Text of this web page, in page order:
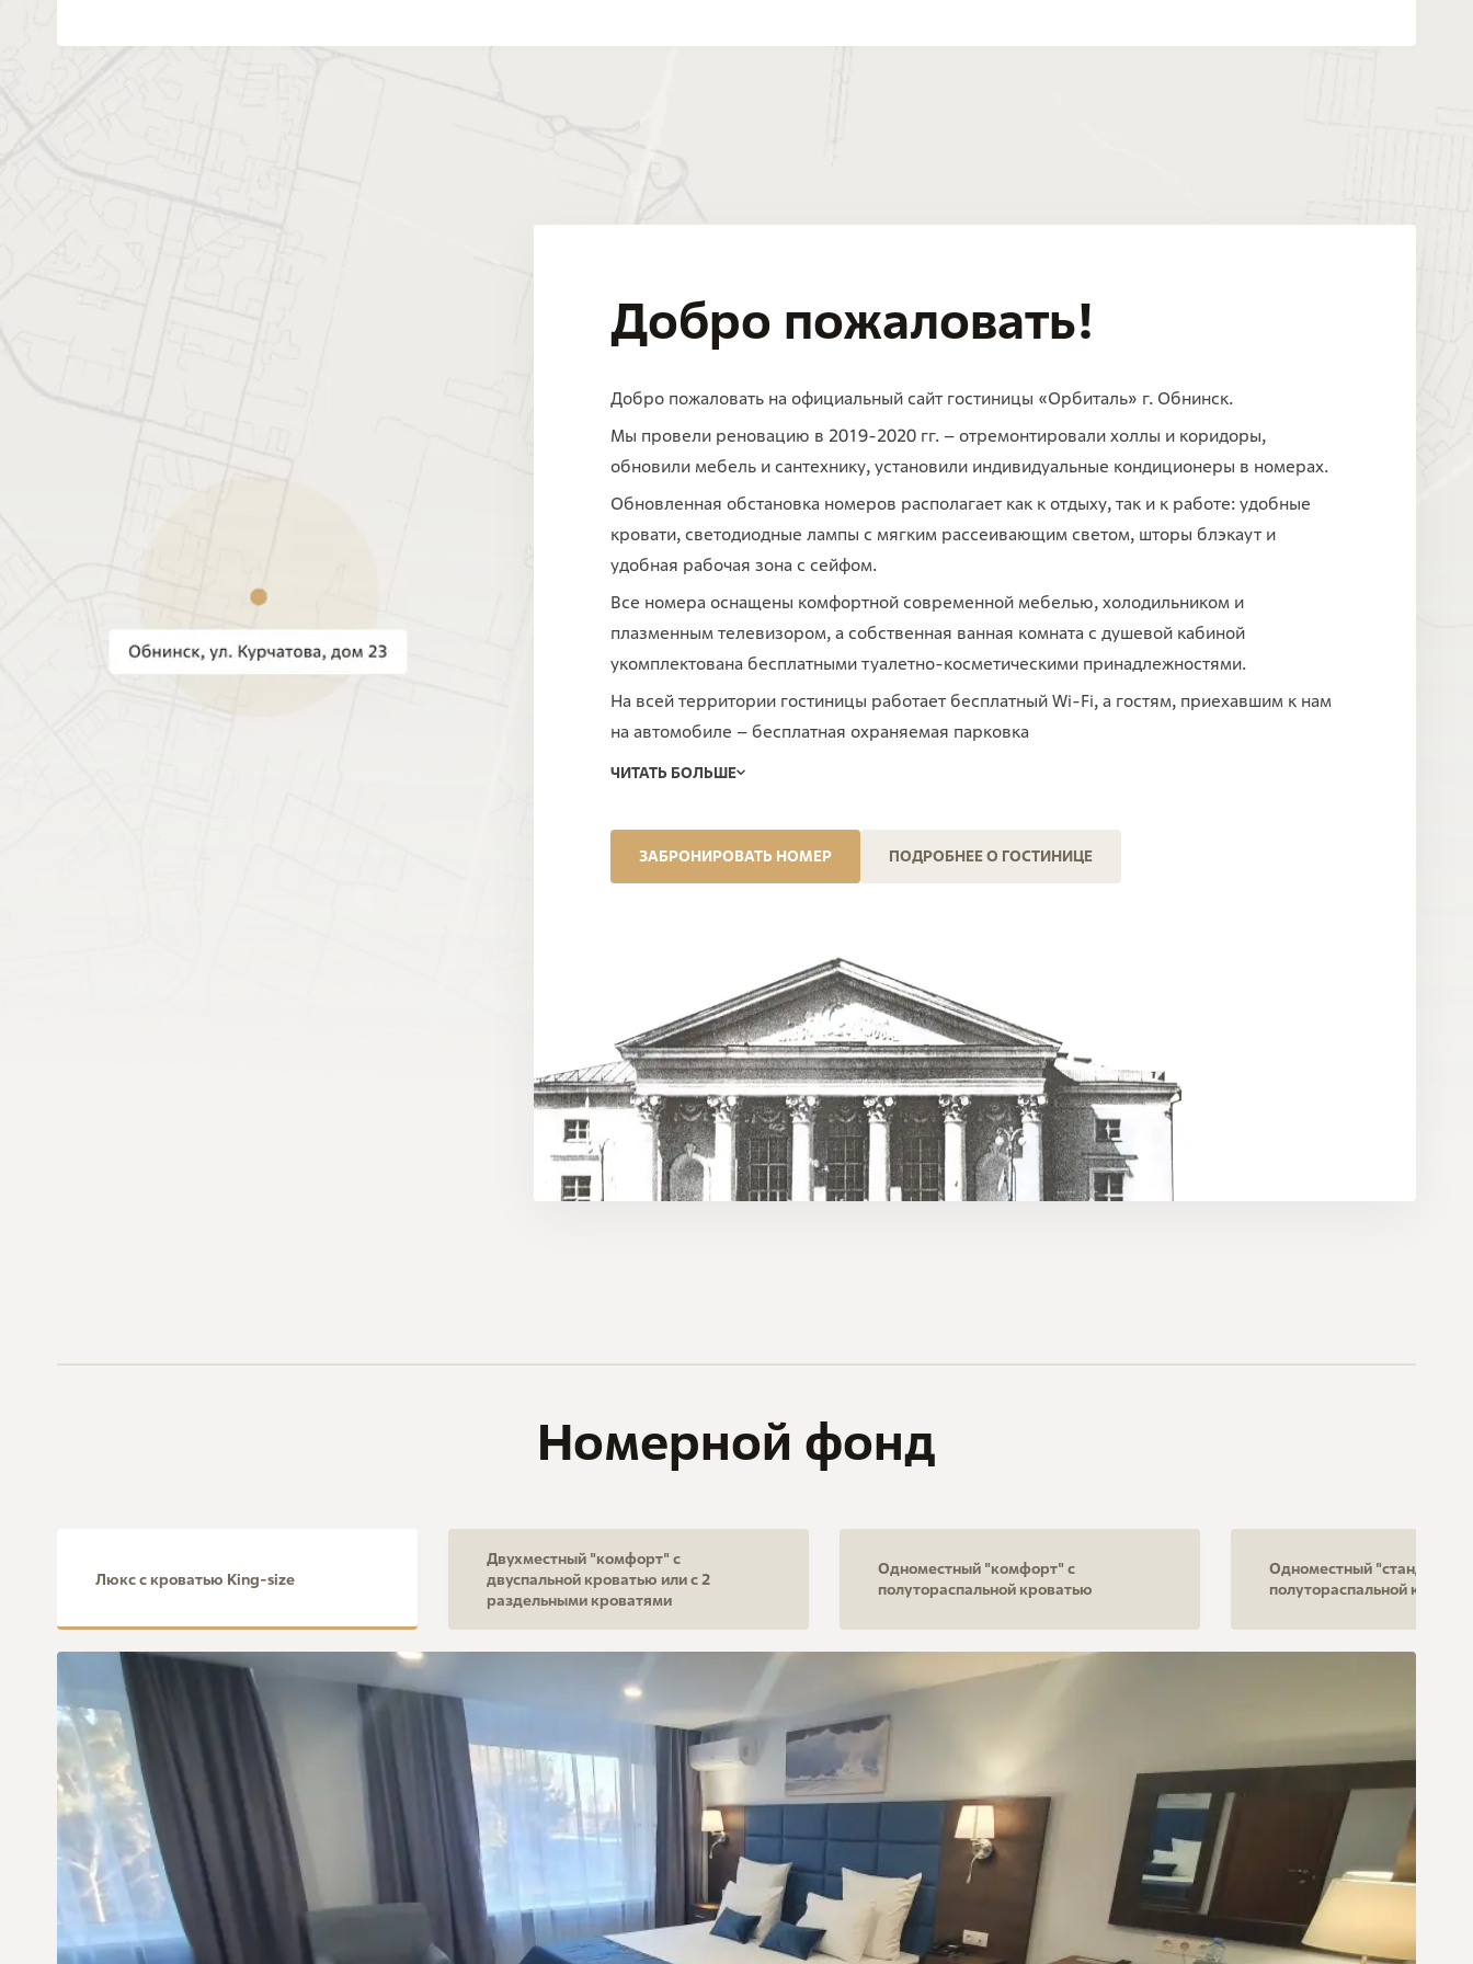
Добро пожаловать!
Добро пожаловать на официальный сайт гостиницы «Орбиталь» г. Обнинск.
Мы провели реновацию в 2019-2020 гг. – отремонтировали холлы и коридоры,
обновили мебель и сантехнику, установили индивидуальные кондиционеры в номерах.
Обновленная обстановка номеров располагает как к отдыху, так и к работе: удобные
кровати, светодиодные лампы с мягким рассеивающим светом, шторы блэкаут и
удобная рабочая зона с сейфом.
Все номера оснащены комфортной современной мебелью, холодильником и
плазменным телевизором, а собственная ванная комната с душевой кабиной
укомплектована бесплатными туалетно-косметическими принадлежностями.
На всей территории гостиницы работает бесплатный Wi-Fi, а гостям, приехавшим к нам
на автомобиле – бесплатная охраняемая парковка
ЧИТАТЬ БОЛЬШЕ
ЗАБРОНИРОВАТЬ НОМЕР ПОДРОБНЕЕ О ГОСТИНИЦЕ
Номерной фонд
Люкс с кроватью King-size
Двухместный "комфорт" с
двуспальной кроватью или с 2
раздельными кроватями
Одноместный "комфорт" с
полутораспальной кроватью
Одноместный "стандарт" с
полутораспальной